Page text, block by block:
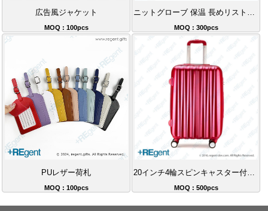
広告風ジャケット
MOQ : 100pcs
ニットグローブ 保温 長めリストガード タッチスクリーン対応 指なし ライディンググローブ
MOQ : 300pcs
PUレザー荷札
MOQ : 100pcs
20インチ4輪スピンキャスター付きスーツケース
MOQ : 500pcs